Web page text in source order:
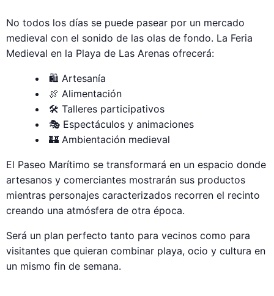
No todos los días se puede pasear por un mercado
medieval con el sonido de las olas de fondo. La Feria
Medieval en la Playa de Las Arenas ofrecerá:
🛍 Artesanía
🍖 Alimentación
🛠 Talleres participativos
🎭 Espectáculos y animaciones
🏰 Ambientación medieval
El Paseo Marítimo se transformará en un espacio donde
artesanos y comerciantes mostrarán sus productos
mientras personajes caracterizados recorren el recinto
creando una atmósfera de otra época.
Será un plan perfecto tanto para vecinos como para
visitantes que quieran combinar playa, ocio y cultura en
un mismo fin de semana.